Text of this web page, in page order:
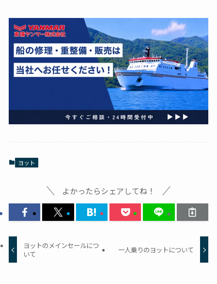
ヨット
よかったらシェアしてね！
ヨットのメインセールにつ
いて
一人乗りのヨットについて